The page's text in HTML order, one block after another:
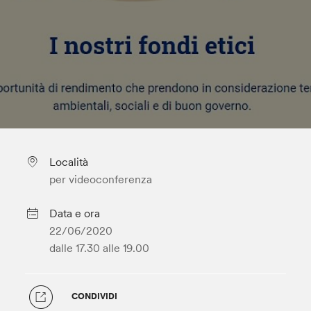
Località
per videoconferenza
Data e ora
22/06/2020
dalle 17.30 alle 19.00
CONDIVIDI